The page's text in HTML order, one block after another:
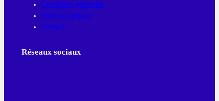
Conditions générales
Mentions légales
Contact
Réseaux sociaux